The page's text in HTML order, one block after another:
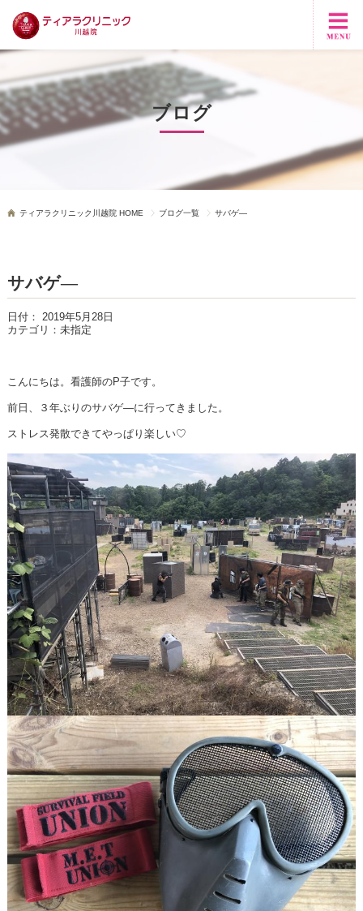
ブログ
ティアラクリニック川越院 HOME ブログ一覧 サバゲ―
サバゲ―
日付： 2019年5月28日
カテゴリ： 未指定
こんにちは。看護師のP子です。
前日、３年ぶりのサバゲ―に行ってきました。
ストレス発散できてやっぱり楽しい♡